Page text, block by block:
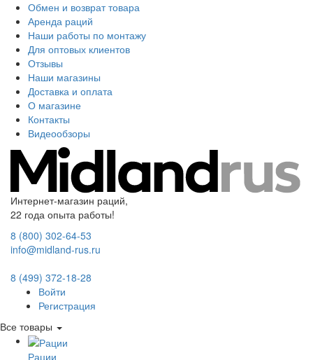
Обмен и возврат товара
Аренда раций
Наши работы по монтажу
Для оптовых клиентов
Отзывы
Наши магазины
Доставка и оплата
О магазине
Контакты
Видеообзоры
Интернет-магазин раций,
22 года опыта работы!
8 (800) 302-64-53
info@midland-rus.ru
8 (499) 372-18-28
Войти
Регистрация
Все товары
Рации